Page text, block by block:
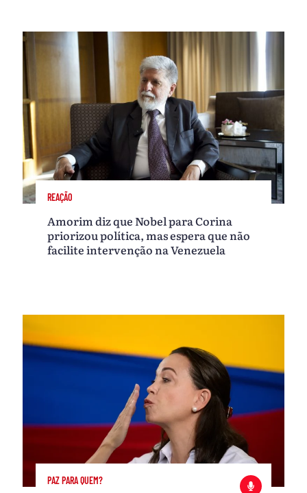
REAÇÃO
Amorim diz que Nobel para Corina
priorizou política, mas espera que não
facilite intervenção na Venezuela
PAZ PARA QUEM?